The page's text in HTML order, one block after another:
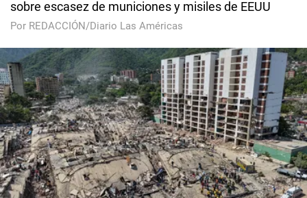
sobre escasez de municiones y misiles de EEUU
Por REDACCIÓN/Diario Las Américas